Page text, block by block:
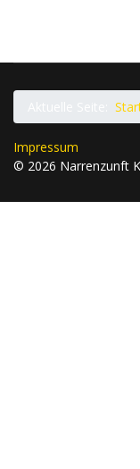
Impressum
© 2026 Narrenzunft